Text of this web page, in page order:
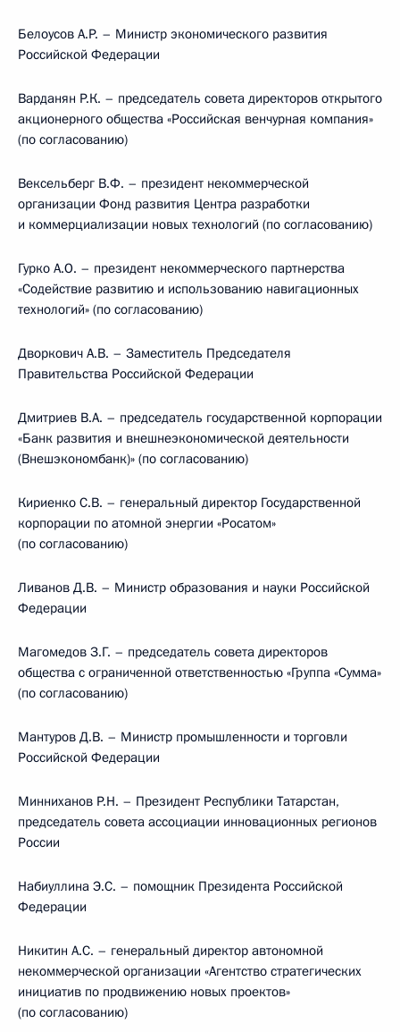
Белоусов А.Р. – Министр экономического развития
Российской Федерации
Варданян Р.К. – председатель совета директоров открытого
акционерного общества «Российская венчурная компания»
(по согласованию)
Вексельберг В.Ф. – президент некоммерческой
организации Фонд развития Центра разработки
и коммерциализации новых технологий (по согласованию)
Гурко А.О. – президент некоммерческого партнерства
«Содействие развитию и использованию навигационных
технологий» (по согласованию)
Дворкович А.В. – Заместитель Председателя
Правительства Российской Федерации
Дмитриев В.А. – председатель государственной корпорации
«Банк развития и внешнеэкономической деятельности
(Внешэкономбанк)» (по согласованию)
Кириенко С.В. – генеральный директор Государственной
корпорации по атомной энергии «Росатом»
(по согласованию)
Ливанов Д.В. – Министр образования и науки Российской
Федерации
Магомедов З.Г. – председатель совета директоров
общества с ограниченной ответственностью «Группа «Сумма»
(по согласованию)
Мантуров Д.В. – Министр промышленности и торговли
Российской Федерации
Минниханов Р.Н. – Президент Республики Татарстан,
председатель совета ассоциации инновационных регионов
России
Набиуллина Э.С. – помощник Президента Российской
Федерации
Никитин А.С. – генеральный директор автономной
некоммерческой организации «Агентство стратегических
инициатив по продвижению новых проектов»
(по согласованию)